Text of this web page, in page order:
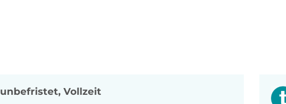
unbefristet, Vollzeit